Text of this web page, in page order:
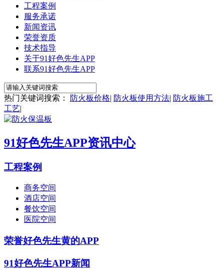
工程案例
服务承诺
新闻资讯
荣誉资质
技术指导
关于91好色先生APP
联系91好色先生APP
热门关键词搜索： 防火板价格| 防火板使用方法| 防火板施工
工艺|
91好色先生APP资讯中心
工程案例
商务空间
酒店空间
餐饮空间
医院空间
荣誉好色先生黄的APP
91好色先生APP新闻